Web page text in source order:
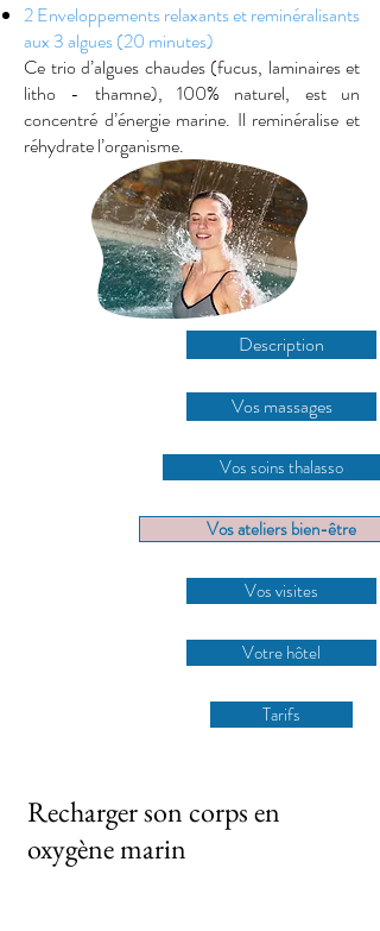
2 Enveloppements relaxants et reminéralisants
aux 3 algues (20 minutes)
Ce trio d’algues chaudes (fucus, laminaires et
litho - thamne), 100% naturel, est un
concentré d’énergie marine. Il reminéralise et
réhydrate l’organisme.
Description
Vos massages
Vos soins thalasso
Vos ateliers bien-être
Vos visites
Votre hôtel
Tarifs
Recharger son corps en
oxygène marin